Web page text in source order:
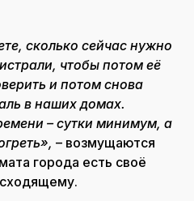
сколько сейчас нужно
чтобы потом её
и потом снова
в наших домах.
– сутки минимум, а
– возмущаются
города есть своё